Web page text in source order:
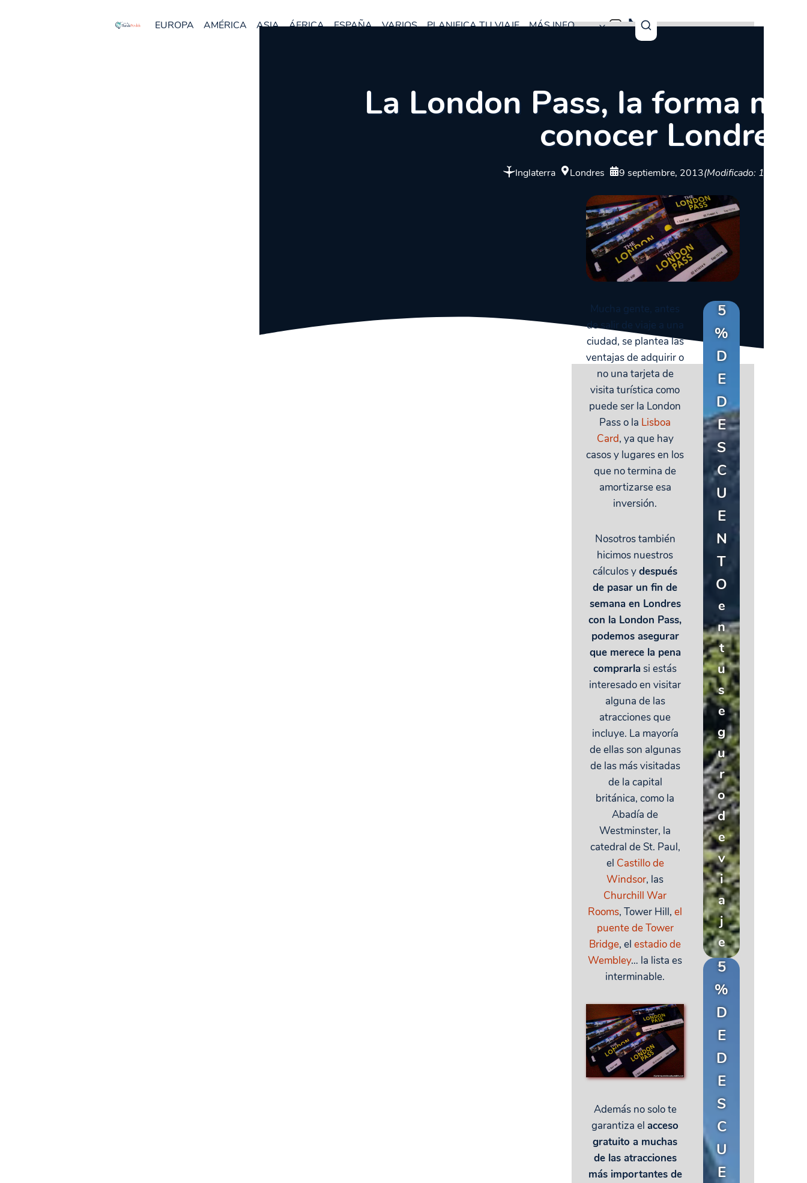
EUROPA AMÉRICA ASIA ÁFRICA ESPAÑA VARIOS PLANIFICA TU VIAJE MÁS INFO
La London Pass, la forma
conocer Londres
Inglaterra Londres 9 septiembre, 2013(Modificado: 17 julio,
Mucha gente, antes
de salir de viaje a una
ciudad, se plantea las
ventajas de adquirir o
no una tarjeta de
visita turística como
puede ser la London
Pass o la Lisboa
Card, ya que hay
casos y lugares en los
que no termina de
amortizarse esa
inversión.
Nosotros también
hicimos nuestros
cálculos ydespués
de pasar un fin de
semana en Londres
con la London Pass,
podemos asegurar
que merece la pena
comprarlasi estás
interesado en visitar
alguna de las
atracciones que
incluye. La mayoría
de ellas son algunas
de las más visitadas
de la capital
británica, como la
Abadía de
Westminster, la
catedral de St. Paul,
el Castillo de
Windsor, las
Churchill War
Rooms, Tower Hill,el
puente de Tower
Bridge, elestadio de
Wembley… la lista es
interminable.
Además no solo te
garantiza elacceso
gratuito a muchas
de las atracciones
más importantes de
5
%
D
E
D
E
S
C
U
E
N
T
O
e
n
t
u
s
e
g
u
r
o
d
e
v
i
a
j
e
5
%
D
E
D
E
S
C
U
E